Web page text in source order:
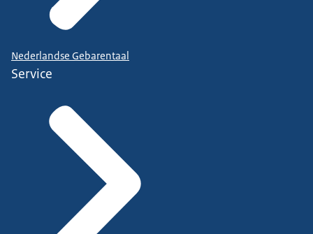
Nederlandse Gebarentaal
Service